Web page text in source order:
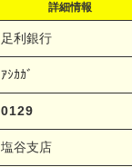
詳細情報
足利銀行
ｱｼｶｶﾞ
0129
塩谷支店